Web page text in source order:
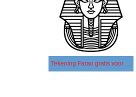
Tekening Farao gratis voor kinderen